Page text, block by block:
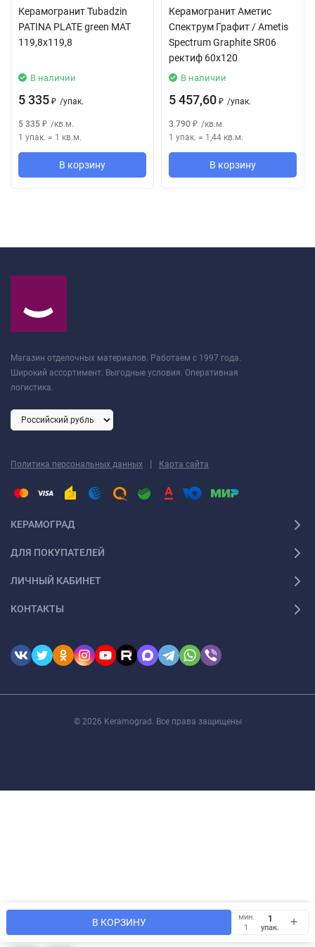
В КОРЗИНУ
мин.
1
упак.
Porcelain Stoneware - Gres Porcellanato Colorato in Massa
Керамогранит Tubadzin
PATINA PLATE green MAT
119,8x119,8
В наличии
5 335 ₽ /упак.
5 335 ₽ /кв.м.
1 упак. = 1 кв.м.
В корзину
Керамогранит Аметис
Спектрум Графит / Ametis
Spectrum Graphite SR06
ректиф 60x120
В наличии
5 457,60 ₽ /упак.
3 790 ₽ /кв.м.
1 упак. = 1,44 кв.м.
В корзину
Магазин отделочных материалов. Работаем с 1997 года.
Широкий ассортимент. Выгодные условия. Оперативная
логистика.
Политика персональных данных | Карта сайта
КЕРАМОГРАД
ДЛЯ ПОКУПАТЕЛЕЙ
ЛИЧНЫЙ КАБИНЕТ
КОНТАКТЫ
© 2026 Keramograd. Все права защищены
Мы используем файлы cookie, чтобы сайт был лучше для
OK